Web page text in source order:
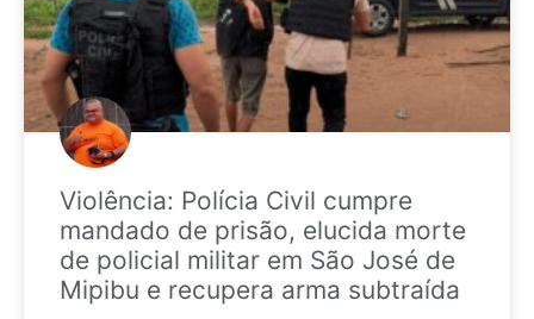
Violência: Polícia Civil cumpre
mandado de prisão, elucida morte
de policial militar em São José de
Mipibu e recupera arma subtraída